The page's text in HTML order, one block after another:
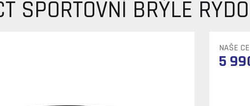
SPORTOVNÍ BRÝLE
NAŠE
5